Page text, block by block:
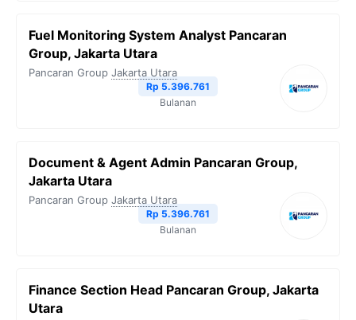
Fuel Monitoring System Analyst Pancaran
Group, Jakarta Utara
Pancaran Group Jakarta Utara
Rp 5.396.761
Bulanan
Document & Agent Admin Pancaran Group,
Jakarta Utara
Pancaran Group Jakarta Utara
Rp 5.396.761
Bulanan
Finance Section Head Pancaran Group, Jakarta
Utara